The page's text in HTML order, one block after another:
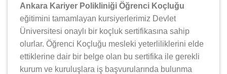
Ankara Kariyer Polikliniği Öğrenci Koçluğu
eğitimini tamamlayan kursiyerlerimiz Devlet
Üniversitesi onaylı bir koçluk sertifikasına sahip
olurlar. Öğrenci Koçluğu mesleki yeterliliklerini elde
ettiklerine dair bir belge olan bu sertifika ile gerekli
kurum ve kuruluşlara iş başvurularında bulunma